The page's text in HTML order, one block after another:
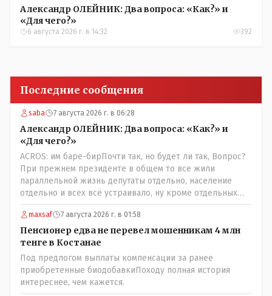
Александр ОЛЕЙНИК: Два вопроса: «Как?» и
«Для чего?»
6 августа 2026 г. в 14:32 392
Последние сообщения
saba 7 августа 2026 г. в 06:28
Александр ОЛЕЙНИК: Два вопроса: «Как?» и
«Для чего?»
ACROS: им баре-бирПочти так, но будет ли так, Вопрос?
При прежнем президенте в общем то все жили
параллельной жизнь депутаты отдельно, население
отдельно и всех всё устраивало, ну кроме отдельных
очень активных членов общества, их всегда быстро
выявляли и кого за границу, кого в камеру, но они не
делали погоду в общественно-политической жизни
страны! А теперь когда власть потихоньку забирается в
карман к народу многим уже хочется спросить у
депутатов:" А народные ли вы избранники?" Но те глухо
отгородились обезличивающей стеной партии, которую
якобы мы избрали и спросить увы не получается!
maxsaf 7 августа 2026 г. в 01:58
Пенсионер едва не перевел мошенникам 4 млн
тенге в Костанае
Под предлогом выплаты компенсации за ранее
приобретенные биодобавкиПоходу полная история
интереснее, чем кажется.